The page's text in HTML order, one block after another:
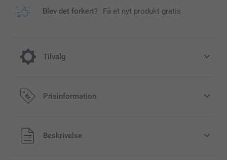
Blev det forkert? Få et nyt produkt gratis
Tilvalg
Farve effekt
Prisinformation
Alle priser inklusive moms og uden
forsendelsesomkostninger
Beskrivelse